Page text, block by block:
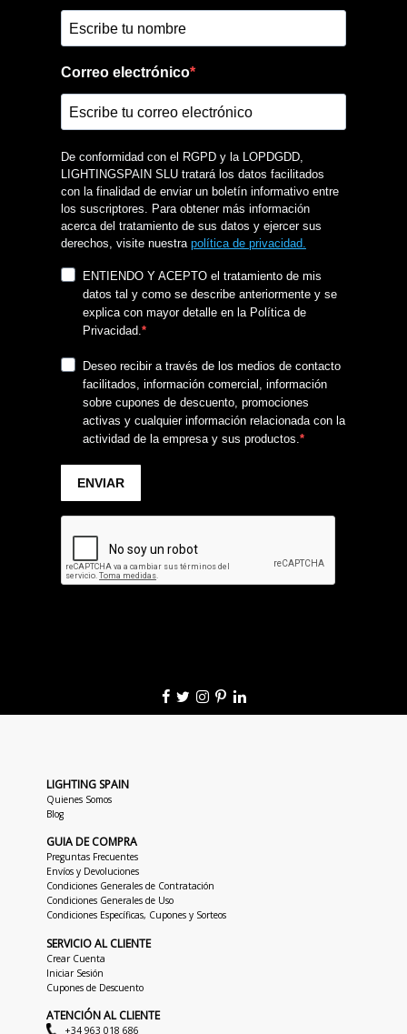
LIGHTING SPAIN
Quienes Somos
Blog
GUIA DE COMPRA
Preguntas Frecuentes
Envíos y Devoluciones
Condiciones Generales de Contratación
Condiciones Generales de Uso
Condiciones Específicas, Cupones y Sorteos
SERVICIO AL CLIENTE
Crear Cuenta
Iniciar Sesión
Cupones de Descuento
ATENCIÓN AL CLIENTE
+34 963 018 686